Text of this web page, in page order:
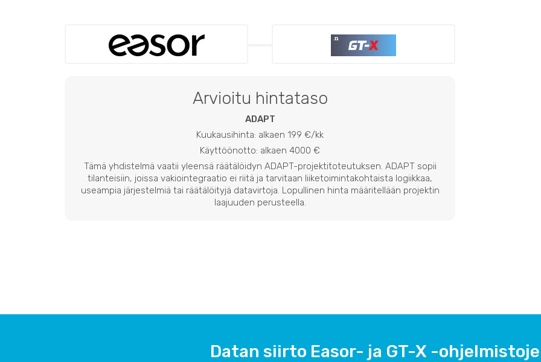
Arvioitu hintataso
ADAPT
Kuukausihinta: alkaen 199 €/kk
Käyttöönotto: alkaen 4000 €
Tämä yhdistelmä vaatii yleensä räätälöidyn ADAPT-projektitoteutuksen. ADAPT sopii
tilanteisiin, joissa vakiointegraatio ei riitä ja tarvitaan liiketoimintakohtaista logiikkaa,
useampia järjestelmiä tai räätälöityjä datavirtoja. Lopullinen hinta määritellään projektin
laajuuden perusteella.
Datan siirto Easor- ja GT-X -